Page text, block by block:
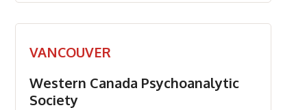
VANCOUVER
Western Canada Psychoanalytic
Society